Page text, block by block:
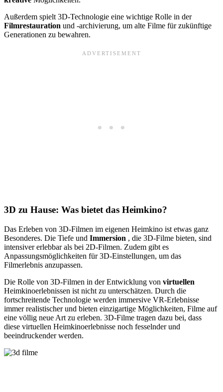
Außerdem spielt 3D-Technologie eine wichtige Rolle in der
Filmrestauration und -archivierung, um alte Filme für zukünftige
Generationen zu bewahren.
3D zu Hause: Was bietet das Heimkino?
Das Erleben von 3D-Filmen im eigenen Heimkino ist etwas ganz
Besonderes. Die Tiefe und Immersion , die 3D-Filme bieten, sind
intensiver erlebbar als bei 2D-Filmen. Zudem gibt es
Anpassungsmöglichkeiten für 3D-Einstellungen, um das
Filmerlebnis anzupassen.
Die Rolle von 3D-Filmen in der Entwicklung von virtuellen
Heimkinoerlebnissen ist nicht zu unterschätzen. Durch die
fortschreitende Technologie werden immersive VR-Erlebnisse
immer realistischer und bieten einzigartige Möglichkeiten, Filme auf
eine völlig neue Art zu erleben. 3D-Filme tragen dazu bei, dass
diese virtuellen Heimkinoerlebnisse noch fesselnder und
beeindruckender werden.